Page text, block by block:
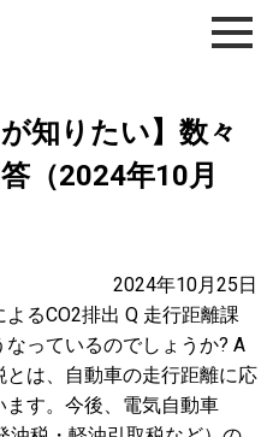
知りたい】数々
（2024年10月
2024年10月25日
るCO2排出 Q 走行距離課
っているのでしょうか? A
は、自動車の走行距離に応
ます。今後、電気自動車